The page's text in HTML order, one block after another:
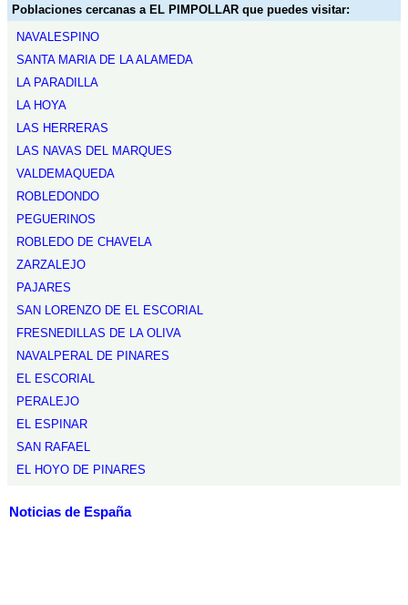
Poblaciones cercanas a EL PIMPOLLAR que puedes visitar:
NAVALESPINO
SANTA MARIA DE LA ALAMEDA
LA PARADILLA
LA HOYA
LAS HERRERAS
LAS NAVAS DEL MARQUES
VALDEMAQUEDA
ROBLEDONDO
PEGUERINOS
ROBLEDO DE CHAVELA
ZARZALEJO
PAJARES
SAN LORENZO DE EL ESCORIAL
FRESNEDILLAS DE LA OLIVA
NAVALPERAL DE PINARES
EL ESCORIAL
PERALEJO
EL ESPINAR
SAN RAFAEL
EL HOYO DE PINARES
Noticias de España